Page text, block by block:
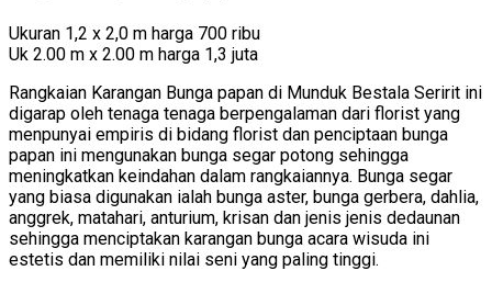
Ukuran 1,2 x 2,0 m harga 700 ribu
Uk 2.00 m x 2.00 m harga 1,3 juta
Rangkaian Karangan Bunga papan di Munduk Bestala Seririt ini
digarap oleh tenaga tenaga berpengalaman dari florist yang
menpunyai empiris di bidang florist dan penciptaan bunga
papan ini mengunakan bunga segar potong sehingga
meningkatkan keindahan dalam rangkaiannya. Bunga segar
yang biasa digunakan ialah bunga aster, bunga gerbera, dahlia,
anggrek, matahari, anturium, krisan dan jenis jenis dedaunan
sehingga menciptakan karangan bunga acara wisuda ini
estetis dan memiliki nilai seni yang paling tinggi.